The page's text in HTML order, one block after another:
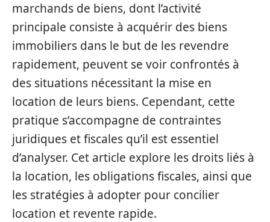
marchands de biens, dont l’activité
principale consiste à acquérir des biens
immobiliers dans le but de les revendre
rapidement, peuvent se voir confrontés à
des situations nécessitant la mise en
location de leurs biens. Cependant, cette
pratique s’accompagne de contraintes
juridiques et fiscales qu’il est essentiel
d’analyser. Cet article explore les droits liés à
la location, les obligations fiscales, ainsi que
les stratégies à adopter pour concilier
location et revente rapide.